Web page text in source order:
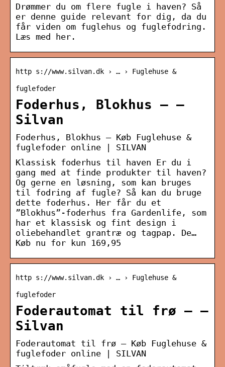
Drømmer du om flere fugle i haven? Så
er denne guide relevant for dig, da du
får viden om fuglehus og fuglefodring.
Læs med her.
http s://www.silvan.dk › … › Fuglehuse &
fuglefoder
Foderhus, Blokhus – –
Silvan
Foderhus, Blokhus – Køb Fuglehuse &
fuglefoder online | SILVAN
Klassisk foderhus til haven Er du i
gang med at finde produkter til haven?
Og gerne en løsning, som kan bruges
til fodring af fugle? Så kan du bruge
dette foderhus. Her får du et
”Blokhus”-foderhus fra Gardenlife, som
har et klassisk og fint design i
oliebehandlet grantræ og tagpap. De…
Køb nu for kun 169,95
http s://www.silvan.dk › … › Fuglehuse &
fuglefoder
Foderautomat til frø – –
Silvan
Foderautomat til frø – Køb Fuglehuse &
fuglefoder online | SILVAN